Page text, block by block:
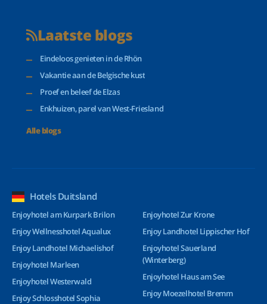
Laatste blogs
Eindeloos genieten in de Rhön
Vakantie aan de Belgische kust
Proef en beleef de Elzas
Enkhuizen, parel van West-Friesland
Alle blogs
Hotels Duitsland
Enjoyhotel am Kurpark Brilon
Enjoy Wellnesshotel Aqualux
Enjoy Landhotel Michaelishof
Enjoyhotel Marleen
Enjoyhotel Westerwald
Enjoy Schlosshotel Sophia
Enjoyhotel Zur Krone
Enjoy Landhotel Lippischer Hof
Enjoyhotel Sauerland
(Winterberg)
Enjoyhotel Haus am See
Enjoy Moezelhotel Bremm